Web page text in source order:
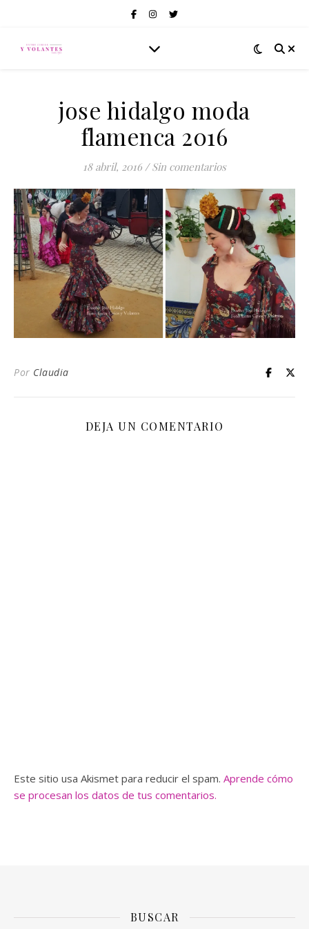
jose hidalgo moda
flamenca 2016
18 abril, 2016 / Sin comentarios
Por Claudia
DEJA UN COMENTARIO
Este sitio usa Akismet para reducir el spam. Aprende cómo
se procesan los datos de tus comentarios.
BUSCAR